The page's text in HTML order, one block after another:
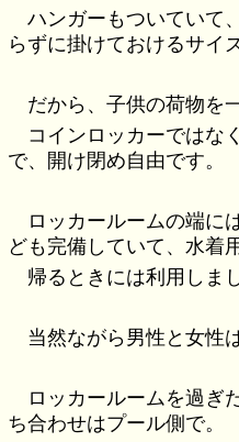
ハンガーもついていて
らずに掛けておけるサイズ
だから、子供の荷物を
コインロッカーではな
で、開け閉め自由です。
ロッカールームの端に
ども完備していて、水着
帰るときには利用しま
当然ながら男性と女性
ロッカールームを過ぎ
ち合わせはプール側で。